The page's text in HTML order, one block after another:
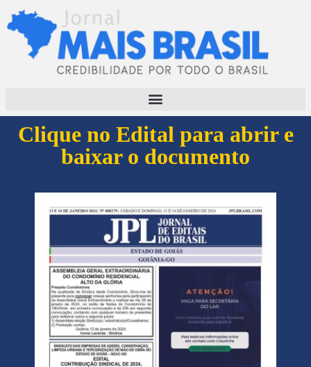
Clique no Edital para abrir e
baixar o documento